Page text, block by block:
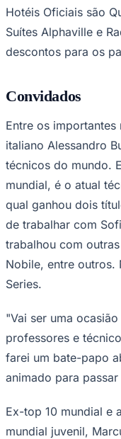
Copa do Brasil
Sul-Americana
Copa América
Champions League
La Liga
Bundesliga
Hotéis Oficiais são
Suítes Alphaville e
descontos para os
Convidados
Entre os
italiano Alessandro
técnicos do mundo.
mundial, é o atual
qual ganhou dois
de trabalhar com
trabalhou com
Nobile, entre outros.
Series.
"Vai ser uma
professores e
farei um bate-papo
animado para
Ex-top 10 mundial e
mundial juvenil,